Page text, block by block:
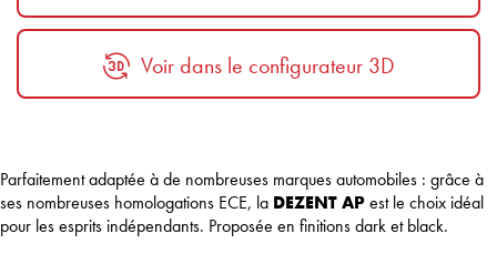
Voir dans le configurateur 3D
Parfaitement adaptée à de nombreuses marques automobiles : grâce à
ses nombreuses homologations ECE, la DEZENT APest le choix idéal
pour les esprits indépendants. Proposée en finitions dark et black.